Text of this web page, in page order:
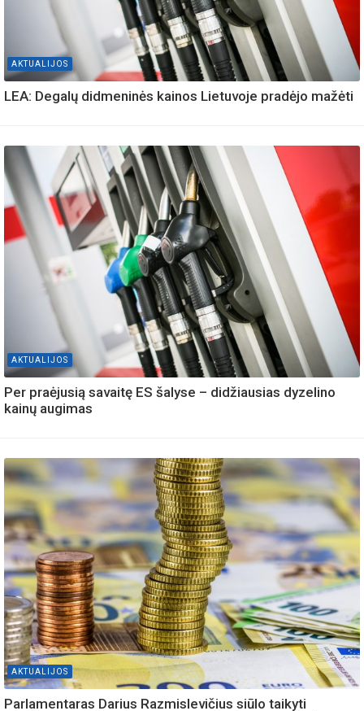
AKTUALIJOS
LEA: Degalų didmeninės kainos Lietuvoje pradėjo mažėti
AKTUALIJOS
Per praėjusią savaitę ES šalyse – didžiausias dyzelino
kainų augimas
AKTUALIJOS
Parlamentaras Darius Razmislevičius siūlo taikyti